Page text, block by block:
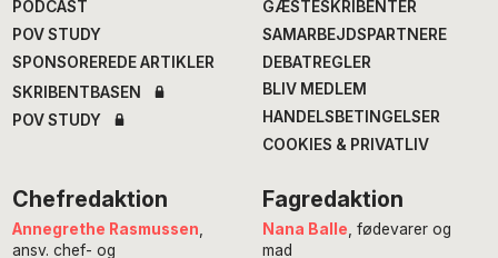
PODCAST
POV STUDY
SPONSOREREDE ARTIKLER
SKRIBENTBASEN
POV STUDY
GÆSTESKRIBENTER
SAMARBEJDSPARTNERE
DEBATREGLER
BLIV MEDLEM
HANDELSBETINGELSER
COOKIES & PRIVATLIV
Chefredaktion
Annegrethe Rasmussen
ansv. chef- og
Fagredaktion
Nana Balle , fødevarer og
mad